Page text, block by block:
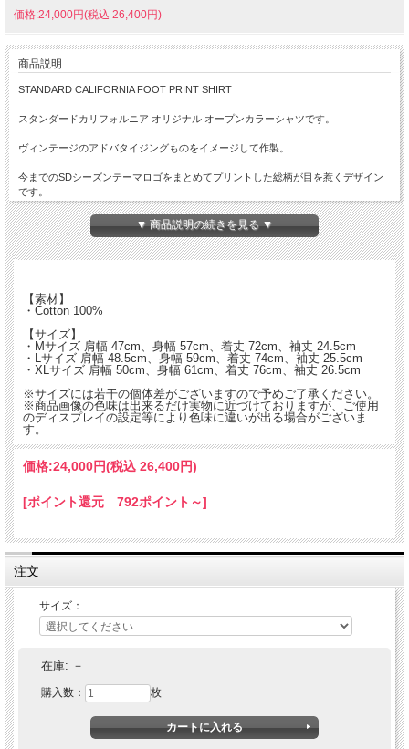
価格:24,000円(税込 26,400円)
商品説明
STANDARD CALIFORNIA FOOT PRINT SHIRT
スタンダードカリフォルニア オリジナル オープンカラーシャツです。
ヴィンテージのアドバタイジングものをイメージして作製。
今までのSDシーズンテーマロゴをまとめてプリントした総柄が目を惹くデザイン
です。
昔ながらのハンドプリントによる独特な質感でヴィンテージのような雰囲気に。
衿、着丈、身幅など今着やすいバランスに調整しシルエットも抜群です。
▼ 商品説明の続きを見る ▼
【素材】
・Cotton 100%
【サイズ】
・Mサイズ 肩幅 47cm、身幅 57cm、着丈 72cm、袖丈 24.5cm
・Lサイズ 肩幅 48.5cm、身幅 59cm、着丈 74cm、袖丈 25.5cm
・XLサイズ 肩幅 50cm、身幅 61cm、着丈 76cm、袖丈 26.5cm
※サイズには若干の個体差がございますので予めご了承ください。
※商品画像の色味は出来るだけ実物に近づけておりますが、ご使用
のディスプレイの設定等により色味に違いが出る場合がございま
す。
価格:24,000円(税込 26,400円)
[ポイント還元 792ポイント～]
注文
サイズ：
在庫: －
購入数： 枚